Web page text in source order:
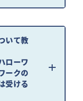
いて教
ローワ
ークの
受ける